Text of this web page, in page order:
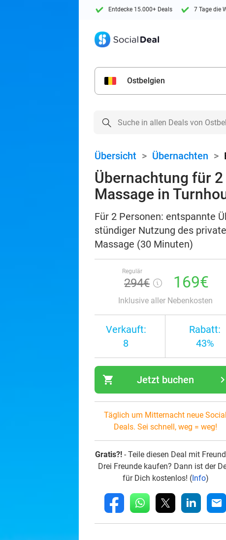
Entdecke 15.000+ Deals 7 Tage die
Ostbelgien
Übersicht > Übernachten >
Übernachtung für
Massage in
Für 2 Personen: entspannte
stündiger Nutzung des
Massage (30 Minuten)
Regulär
294€ 169€
Inklusive aller Nebenkosten
Verkauft:
8
Rabatt:
43%
shopping_cart navigate_next
Jetzt buchen
Täglich um Mitternacht neue Social
Deals. Sei schnell, weg = weg!
Gratis?!- Teile diesen Deal mit
Drei Freunde kaufen? Dann ist der
für Dich kostenlos! (Info)
fb whatsapp linkedin mail